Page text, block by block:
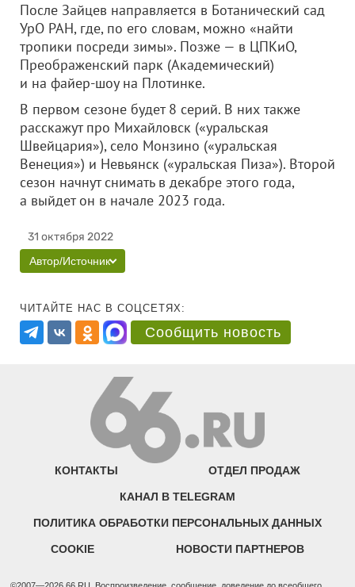
После Зайцев направляется в Ботанический сад
УрО РАН, где, по его словам, можно «найти
тропики посреди зимы». Позже — в ЦПКиО,
Преображенский парк (Академический)
и на файер-шоу на Плотинке.
В первом сезоне будет 8 серий. В них также
расскажут про Михайловск («уральская
Швейцария»), село Монзино («уральская
Венеция») и Невьянск («уральская Пиза»). Второй
сезон начнут снимать в декабре этого года,
а выйдет он в начале 2023 года.
31 октября 2022
Автор/Источник
ЧИТАЙТЕ НАС В СОЦСЕТЯХ:
Сообщить новость
КОНТАКТЫ ОТДЕЛ ПРОДАЖ
КАНАЛ В TELEGRAM
ПОЛИТИКА ОБРАБОТКИ ПЕРСОНАЛЬНЫХ ДАННЫХ
COOKIE НОВОСТИ ПАРТНЕРОВ